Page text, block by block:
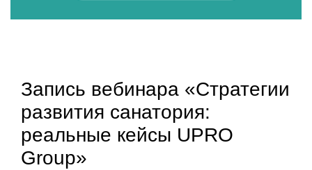
Запись вебинара «Стратегии
развития санатория:
реальные кейсы UPRO
Group»